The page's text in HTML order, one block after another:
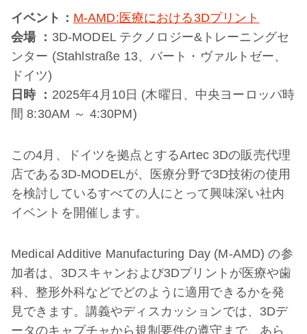
イベント： M-AMD:医療における3Dプリント
会場 ： 3D-MODEL テクノロジー&トレーニングセ
ンター (Stahlstraße 13、バート・ヴァルトゼー、
ドイツ)
日時 ： 2025年4月10日 (木曜日、中央ヨーロッパ時
間 8:30AM ～ 4:30PM)
この4月、ドイツを拠点とするArtec 3Dの販売代理
店である3D-MODELが、医療分野で3D技術の使用
を検討しているすべての人にとって興味深い社内
イベントを開催します。
Medical Additive Manufacturing Day (M-AMD) の参
加者は、3Dスキャンおよび3Dプリントが医療や歯
科、整形外科などでどのように適用できるかを発
見できます。講義やディスカッションでは、3Dデ
ータのキャプチャから規制要件の遵守まで、あら